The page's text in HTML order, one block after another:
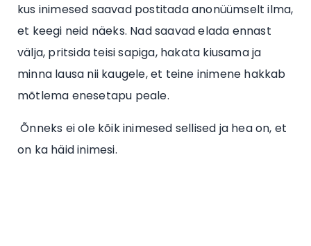
kus inimesed saavad postitada anonüümselt ilma,
et keegi neid näeks. Nad saavad elada ennast
välja, pritsida teisi sapiga, hakata kiusama ja
minna lausa nii kaugele, et teine inimene hakkab
mõtlema enesetapu peale.
Õnneks ei ole kõik inimesed sellised ja hea on, et
on ka häid inimesi.